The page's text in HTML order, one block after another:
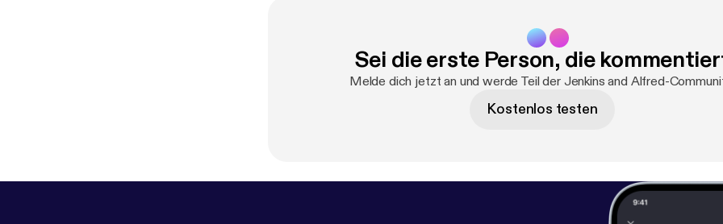
Sei die erste Person, die
Melde dich jetzt an und werde Teil der Jenkins and Alfred-
Kostenlos testen